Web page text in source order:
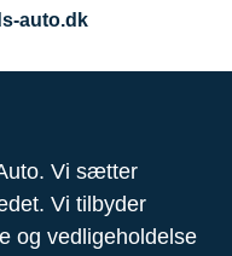
auto.dk
Vi sætter
Vi tilbyder
og vedligeholdelse